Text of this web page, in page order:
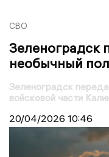
СВО
Зеленоградск
необычный
Зеленоградск
войсковой части
20/04/2026 10:46